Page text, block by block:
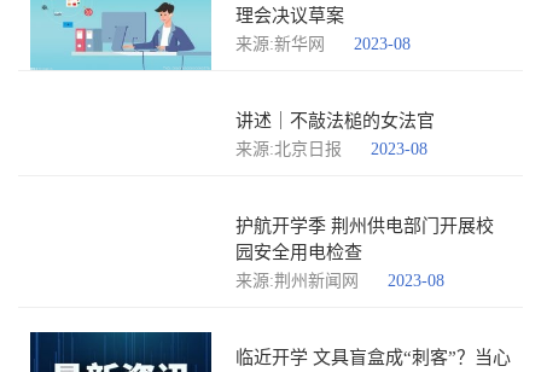
理会决议草案
来源:新华网 2023-08
讲述｜不敲法槌的女法官
来源:北京日报 2023-08
护航开学季 荆州供电部门开展校
园安全用电检查
来源:荆州新闻网 2023-08
临近开学 文具盲盒成“刺客”？当心